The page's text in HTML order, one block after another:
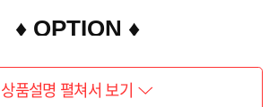
♦ OPTION ♦
상품설명 펼쳐서 보기